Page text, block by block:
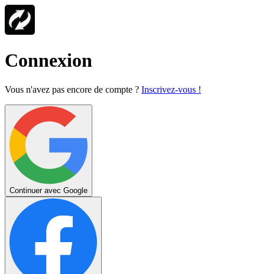
Connexion
Vous n'avez pas encore de compte ? Inscrivez-vous !
Continuer avec Google